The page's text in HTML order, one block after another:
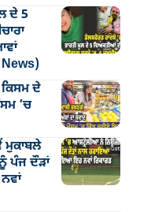
ਦੇ 5
ਦੇ
’ਚ
ਮੁਕਾਬਲੇ
ਪੰਜ ਦੌੜਾਂ